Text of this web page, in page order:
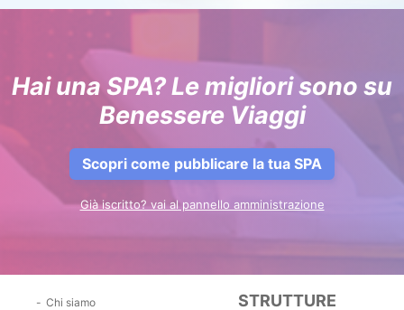
Hai una SPA? Le migliori sono su
Benessere Viaggi
Scopri come pubblicare la tua SPA
Già iscritto? vai al pannello amministrazione
Chi siamo STRUTTURE